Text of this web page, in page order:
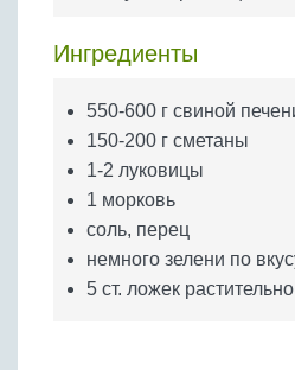
Яйца
Ингредиенты
550-600 г свиной
150-200 г сметаны
1-2 луковицы
1 морковь
соль, перец
немного зелени по
5 ст. ложек